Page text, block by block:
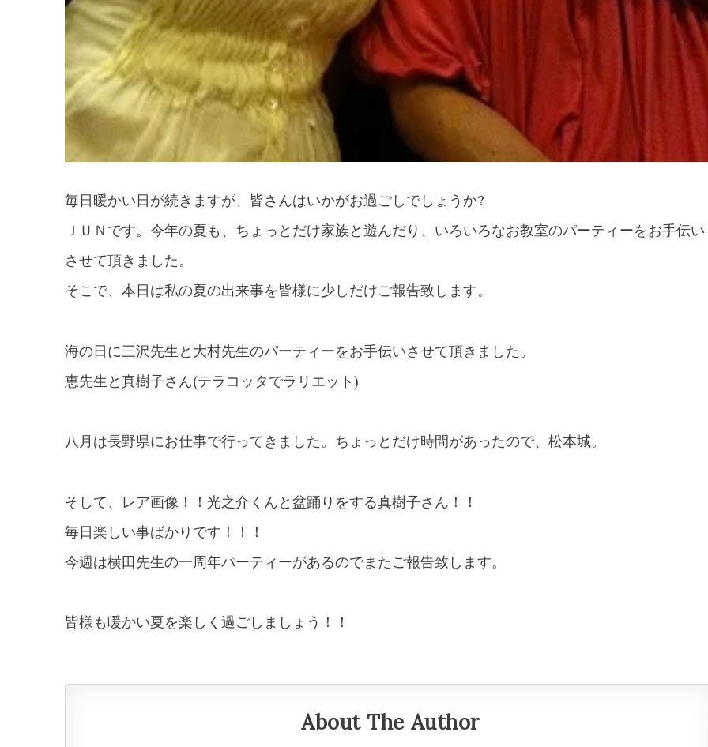
毎日暖かい日が続きますが、皆さんはいかがお過ごしでしょうか?
ＪＵＮです。今年の夏も、ちょっとだけ家族と遊んだり、いろいろなお教室のパーティーをお手伝い
させて頂きました。
そこで、本日は私の夏の出来事を皆様に少しだけご報告致します。
海の日に三沢先生と大村先生のパーティーをお手伝いさせて頂きました。
恵先生と真樹子さん(テラコッタでラリエット)
八月は長野県にお仕事で行ってきました。ちょっとだけ時間があったので、松本城。
そして、レア画像！！光之介くんと盆踊りをする真樹子さん！！
毎日楽しい事ばかりです！！！
今週は横田先生の一周年パーティーがあるのでまたご報告致します。
皆様も暖かい夏を楽しく過ごしましょう！！
About The Author